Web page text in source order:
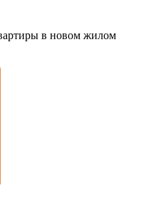
в новом жилом